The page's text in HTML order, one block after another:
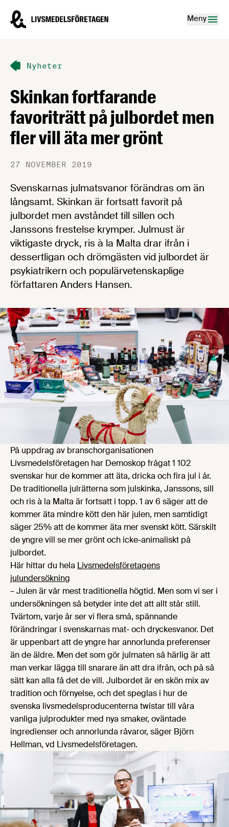
Livsmedelsföretagen – till startsidan
Meny
Nyheter
Skinkan fortfarande
favoriträtt på julbordet men
fler vill äta mer grönt
27 NOVEMBER 2019
Svenskarnas julmatsvanor förändras om än
långsamt. Skinkan är fortsatt favorit på
julbordet men avståndet till sillen och
Janssons frestelse krymper. Julmust är
viktigaste dryck, ris à la Malta drar ifrån i
dessertligan och drömgästen vid julbordet är
psykiatrikern och populärvetenskaplige
författaren Anders Hansen.
På uppdrag av branschorganisationen
Livsmedelsföretagen har Demoskop frågat 1 102
svenskar hur de kommer att äta, dricka och fira jul i år.
De traditionella julrätterna som julskinka, Janssons, sill
och ris à la Malta är fortsatt i topp. 1 av 6 säger att de
kommer äta mindre kött den här julen, men samtidigt
säger 25% att de kommer äta mer svenskt kött. Särskilt
de yngre vill se mer grönt och icke-animaliskt på
julbordet.
Här hittar du hela Livsmedelsföretagens
julundersökning
– Julen är vår mest traditionella högtid. Men som vi ser i
undersökningen så betyder inte det att allt står still.
Tvärtom, varje år ser vi flera små, spännande
förändringar i svenskarnas mat- och dryckesvanor. Det
är uppenbart att de yngre har annorlunda preferenser
än de äldre. Men det som gör julmaten så härlig är att
man verkar lägga till snarare än att dra ifrån, och på så
sätt kan alla få det de vill. Julbordet är en skön mix av
tradition och förnyelse, och det speglas i hur de
svenska livsmedelsproducenterna twistar till våra
vanliga julprodukter med nya smaker, oväntade
ingredienser och annorlunda råvaror, säger Björn
Hellman, vd Livsmedelsföretagen.